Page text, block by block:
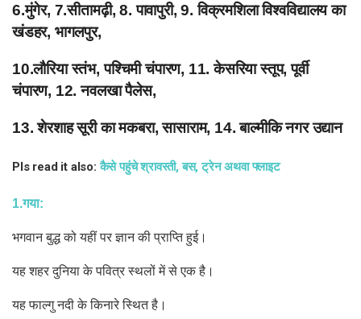
6.मुंगेर, 7.सीतामढ़ी, 8. पावापुरी, 9. विक्रमशिला विश्वविद्यालय का
खंडहर, भागलपुर,
10.लौरिया स्तंभ, पश्चिमी चंपारण, 11. केसरिया स्तूप, पूर्वी
चंपारण, 12. नवलखा पैलेस,
13. शेरशाह सूरी का मकबरा, सासाराम, 14. बाल्मीकि नगर उद्यान
Pls read it also:कैसे पहुंचे श्रावस्ती, बस, ट्रेन अथवा फ्लाइट
1.गया:
भगवान बुद्ध को यहीं पर ज्ञान की प्राप्ति हुई।
यह शहर दुनिया के पवित्र स्थलों में से एक है।
यह फाल्गु नदी के किनारे स्थित है।